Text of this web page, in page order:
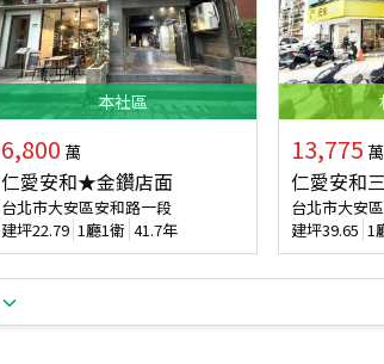
本社區
6,800 萬
仁愛安和★金鑽店面
台北市大安區安和路一段
建坪22.79 1廳1衛 41.7年
13,775 萬
仁愛安和
台北市大安
建坪39.65 1